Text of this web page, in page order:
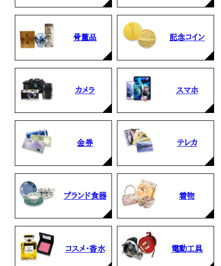
骨董品 記念コイン
カメラ スマホ
金券 テレカ
ブランド食器 着物
コスメ・香水 電動工具